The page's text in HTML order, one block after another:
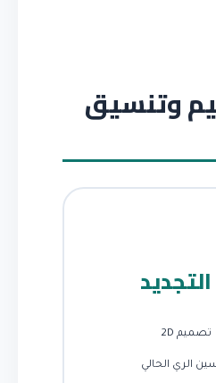
وتنسيق
تصميم 2D
الري الحالي